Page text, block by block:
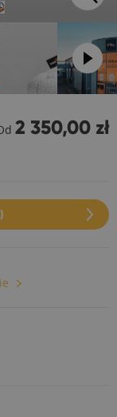
2 350,00 zł